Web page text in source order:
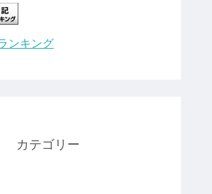
ンキング
カテゴリー